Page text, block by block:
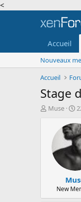
<
Accueil
Nouveaux
Accueil
Stage
A
d
Muse
D
t
e
d
e
d
é
b
u
t
New